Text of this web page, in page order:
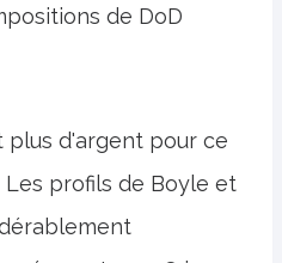
de DoD
plus d'argent pour ce
Les profils de Boyle et